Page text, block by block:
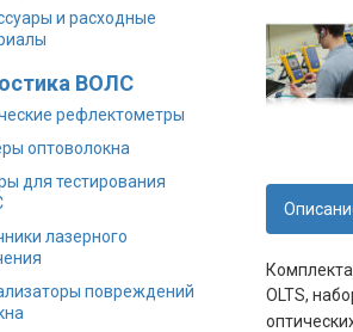
и расходные
ВОЛС
рефлектометры
оптоволокна
для тестирования
лазерного
повреждений
OLTS,